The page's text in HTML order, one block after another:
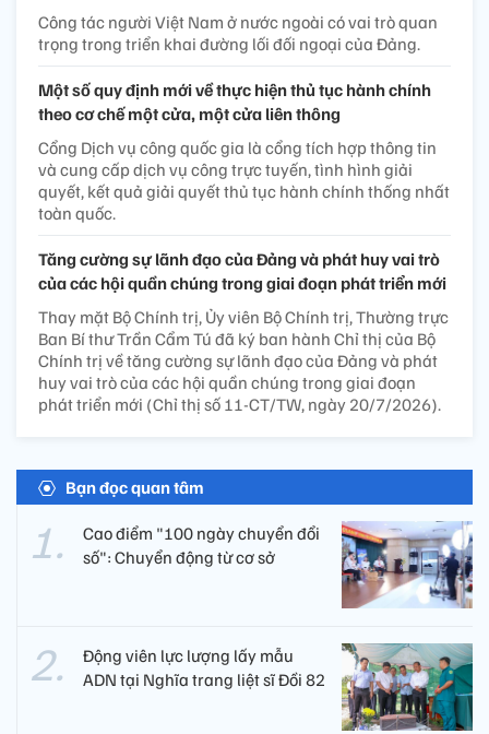
Công tác người Việt Nam ở nước ngoài có vai trò quan
trọng trong triển khai đường lối đối ngoại của Đảng.
Một số quy định mới về thực hiện thủ tục hành chính
theo cơ chế một cửa, một cửa liên thông
Cổng Dịch vụ công quốc gia là cổng tích hợp thông tin
và cung cấp dịch vụ công trực tuyến, tình hình giải
quyết, kết quả giải quyết thủ tục hành chính thống nhất
toàn quốc.
Tăng cường sự lãnh đạo của Đảng và phát huy vai trò
của các hội quần chúng trong giai đoạn phát triển mới
Thay mặt Bộ Chính trị, Ủy viên Bộ Chính trị, Thường trực
Ban Bí thư Trần Cẩm Tú đã ký ban hành Chỉ thị của Bộ
Chính trị về tăng cường sự lãnh đạo của Đảng và phát
huy vai trò của các hội quần chúng trong giai đoạn
phát triển mới (Chỉ thị số 11-CT/TW, ngày 20/7/2026).
Bạn đọc quan tâm
Cao điểm "100 ngày chuyển đổi
số": Chuyển động từ cơ sở
Động viên lực lượng lấy mẫu
ADN tại Nghĩa trang liệt sĩ Đồi 82​